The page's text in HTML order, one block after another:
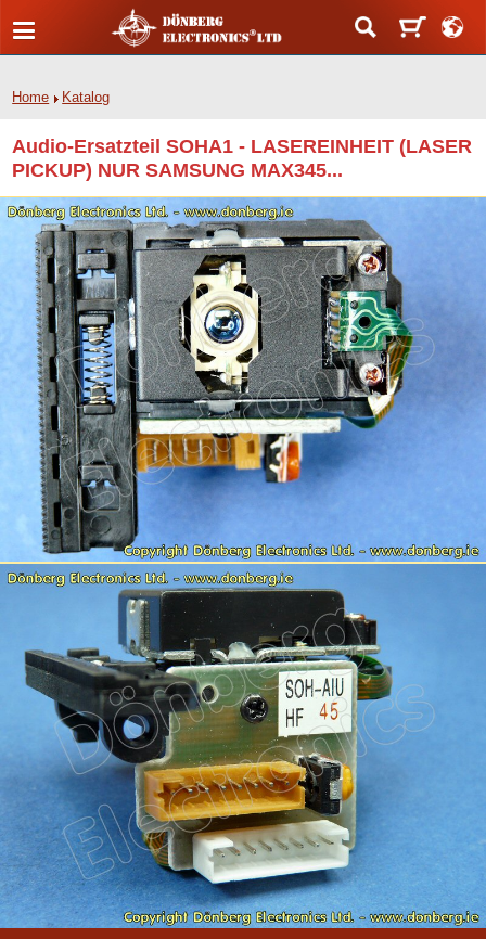
Home Katalog
Audio-Ersatzteil SOHA1 - LASEREINHEIT (LASER
PICKUP) NUR SAMSUNG MAX345...